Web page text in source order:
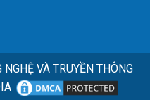
VÀ TRUYỀN THÔNG